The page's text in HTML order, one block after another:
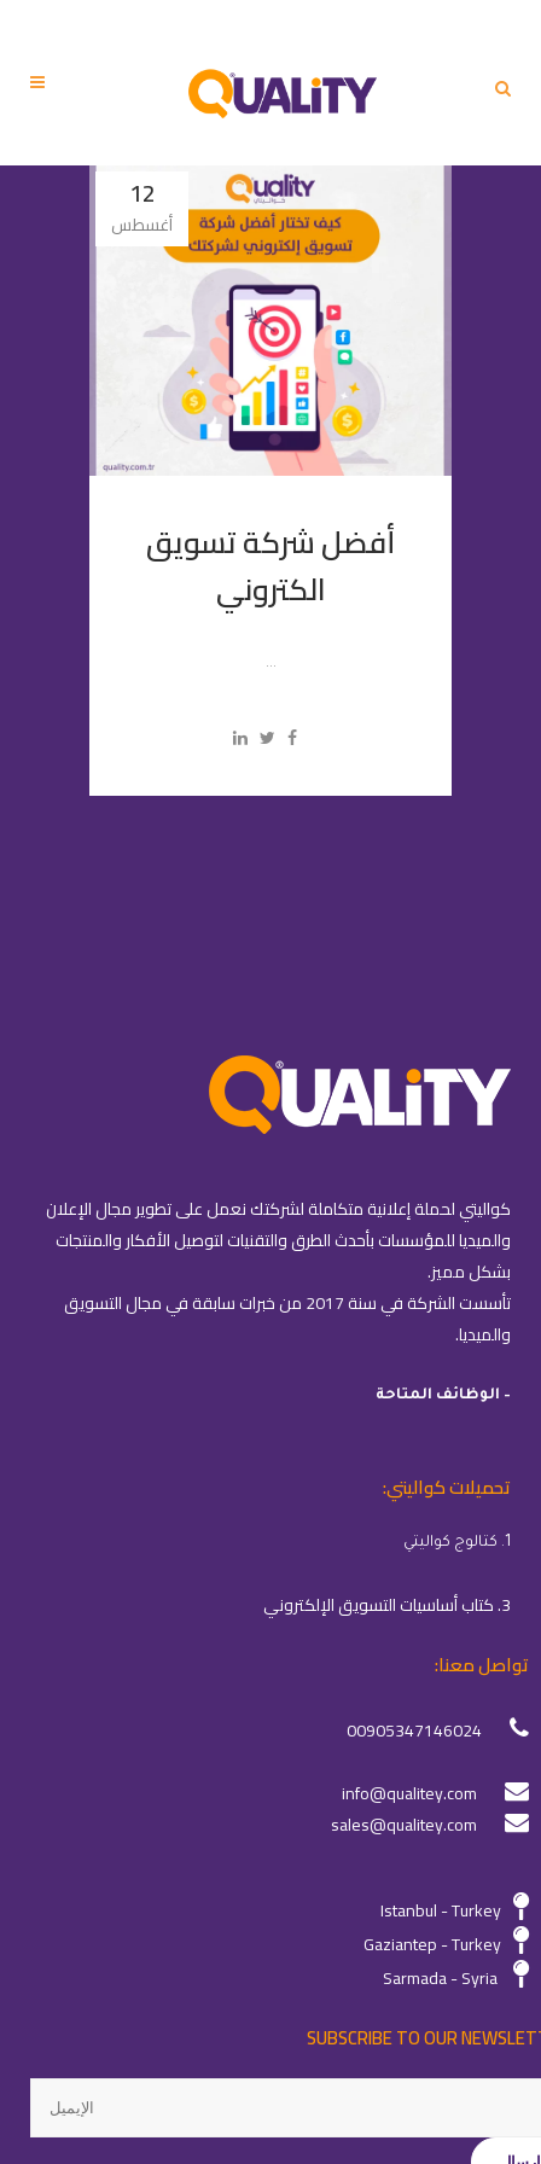
12
أغسطس
أفضل شركة تسويق
الكتروني
...
كواليتي لحملة إعلانية متكاملة لشركتك نعمل على تطوير مجال الإعلان
والميديا للمؤسسات بأحدث الطرق والتقنيات لتوصيل الأفكار والمنتجات
بشكل مميز.
تأسست الشركة في سنة 2017 من خبرات سابقة في مجال التسويق
والميديا.
– الوظائف المتاحة
تحميلات كواليتي:
1. كتالوج كواليتي
3. كتاب أساسيات التسويق الإلكتروني
تواصل معنا:
00905347146024
info@qualitey.com
sales@qualitey.com
Istanbul - Turkey
Gaziantep - Turkey
Sarmada - Syria
SUBSCRIBE TO OUR